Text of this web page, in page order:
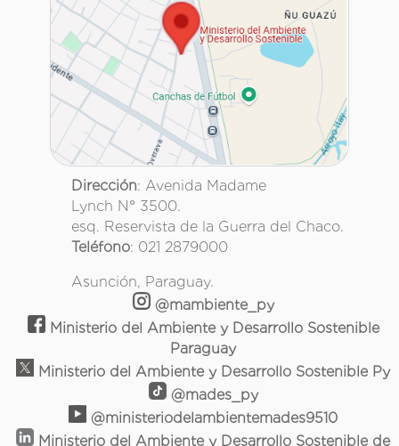
Dirección: Avenida Madame
Lynch N° 3500.
esq. Reservista de la Guerra del Chaco.
Teléfono: 021 2879000
Asunción, Paraguay.
@mambiente_py
Ministerio del Ambiente y Desarrollo Sostenible
Paraguay
Ministerio del Ambiente y Desarrollo Sostenible Py
@mades_py
@ministeriodelambientemades9510
Ministerio del Ambiente y Desarrollo Sostenible de